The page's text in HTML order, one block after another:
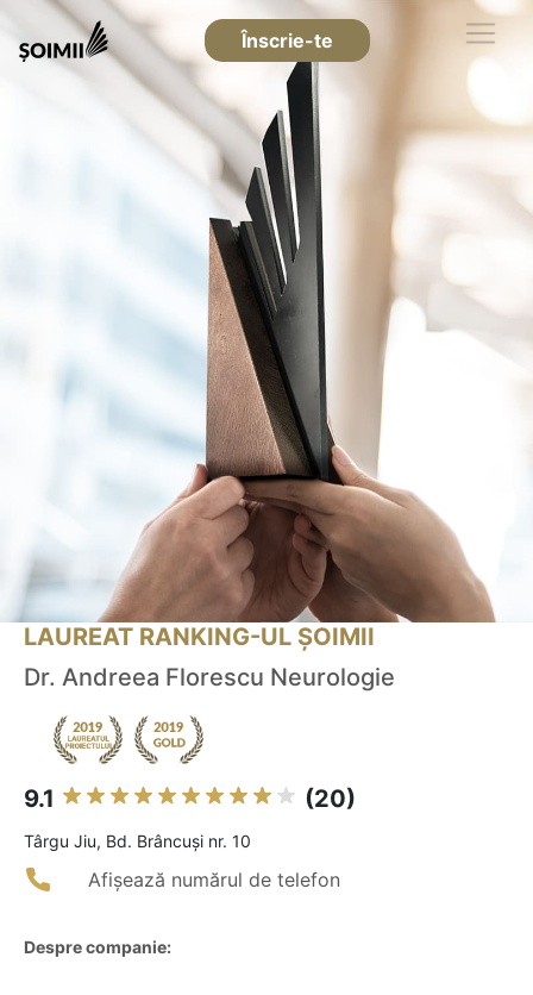
Înscrie-te
LAUREAT RANKING-UL ȘOIMII
Dr. Andreea Florescu Neurologie
9.1 (20)
Târgu Jiu, Bd. Brâncuşi nr. 10
Afișează numărul de telefon
Despre companie: